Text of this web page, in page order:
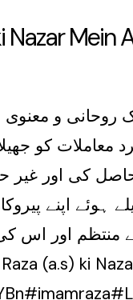
Nazar
روحانی و
کو
کی اور غیر
ہوئے اپنے
اور اس